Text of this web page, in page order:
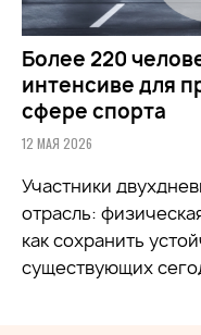
Более 220
интенсиве для
сфере спорта
12 МАЯ 2026
Участники
отрасль:
как сохранить
существующих